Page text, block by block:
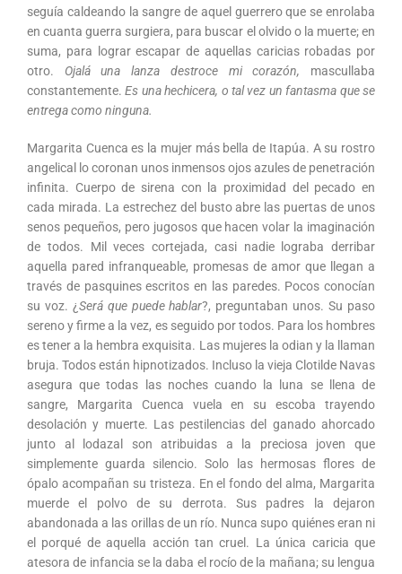
seguía caldeando la sangre de aquel guerrero que se enrolaba
en cuanta guerra surgiera, para buscar el olvido o la muerte; en
suma, para lograr escapar de aquellas caricias robadas por
otro. Ojalá una lanza destroce mi corazón, mascullaba
constantemente.Es una hechicera, o tal vez un fantasma que se
entrega como ninguna.
Margarita Cuenca es la mujer más bella de Itapúa. A su rostro
angelical lo coronan unos inmensos ojos azules de penetración
infinita. Cuerpo de sirena con la proximidad del pecado en
cada mirada. La estrechez del busto abre las puertas de unos
senos pequeños, pero jugosos que hacen volar la imaginación
de todos. Mil veces cortejada, casi nadie lograba derribar
aquella pared infranqueable, promesas de amor que llegan a
través de pasquines escritos en las paredes. Pocos conocían
su voz. ¿Será que puede hablar?, preguntaban unos. Su paso
sereno y firme a la vez, es seguido por todos. Para los hombres
es tener a la hembra exquisita. Las mujeres la odian y la llaman
bruja. Todos están hipnotizados. Incluso la vieja Clotilde Navas
asegura que todas las noches cuando la luna se llena de
sangre, Margarita Cuenca vuela en su escoba trayendo
desolación y muerte. Las pestilencias del ganado ahorcado
junto al lodazal son atribuidas a la preciosa joven que
simplemente guarda silencio. Solo las hermosas flores de
ópalo acompañan su tristeza. En el fondo del alma, Margarita
muerde el polvo de su derrota. Sus padres la dejaron
abandonada a las orillas de un río. Nunca supo quiénes eran ni
el porqué de aquella acción tan cruel. La única caricia que
atesora de infancia se la daba el rocío de la mañana; su lengua